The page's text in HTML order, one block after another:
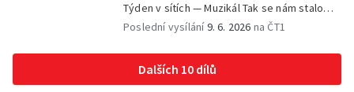
Týden v sítích — Muzikál Tak se nám stalo
končí — Pěchotní srub otevřen pro
Poslední vysílání9. 6. 2026 na ČT1
Dalších 10 dílů